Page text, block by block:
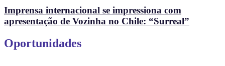
Imprensa internacional se impressiona com
apresentação de Vozinha no Chile: “Surreal”
Oportunidades